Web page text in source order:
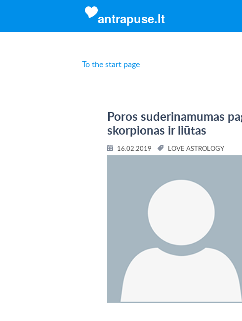
antrapuse.lt
To the start page
Poros suderinamumas
skorpionas ir liūtas
16.02.2019 LOVE ASTROLOGY